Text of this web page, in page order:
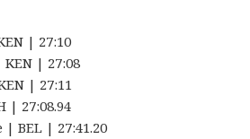
| 27:10
| 27:08
| 27:11
| 27:08.94
| BEL | 27:41.20